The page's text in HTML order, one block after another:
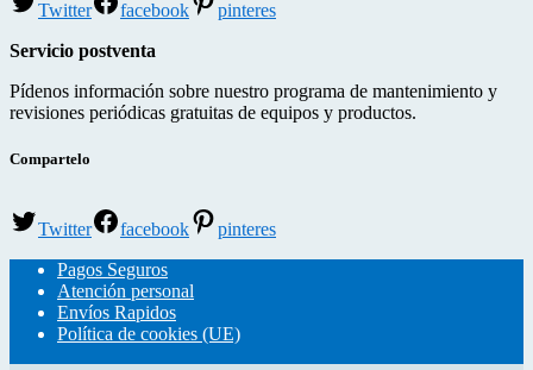
Twitter facebook
pinteres
Servicio postventa
Pídenos información sobre nuestro programa de mantenimiento y
revisiones periódicas gratuitas de equipos y productos.
Compartelo
Twitter facebook
pinteres
Pagos Seguros
Atención personal
Envíos Rapidos
Política de cookies (UE)